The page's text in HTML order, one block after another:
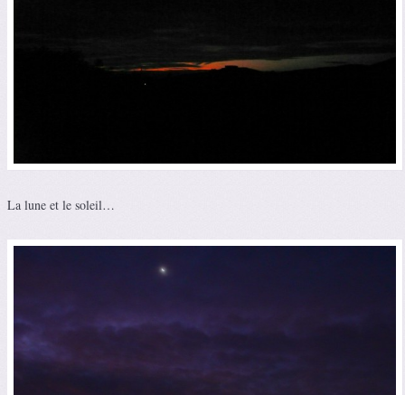
La lune et le soleil…